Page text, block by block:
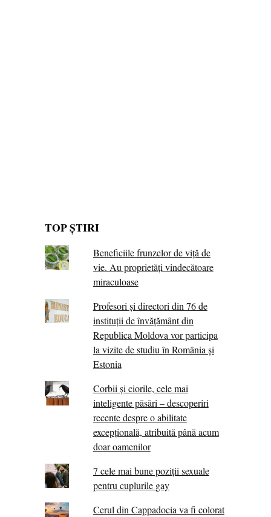
TOP ȘTIRI
Beneficiile frunzelor de viță de
vie. Au proprietăţi vindecătoare
miraculoase
Profesori și directori din 76 de
instituții de învățământ din
Republica Moldova vor participa
la vizite de studiu în România și
Estonia
Corbii şi ciorile, cele mai
inteligente păsări – descoperiri
recente despre o abilitate
excepţională, atribuită până acum
doar oamenilor
7 cele mai bune poziții sexuale
pentru cuplurile gay
Cerul din Cappadocia va fi colorat